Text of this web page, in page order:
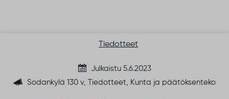
Tiedotteet
Julkaistu 5.6.2023
Sodankylä 130 v, Tiedotteet, Kunta ja päätöksenteko